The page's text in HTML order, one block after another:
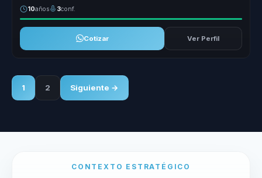
10años 3conf.
Cotizar Ver Perfil
1 2 Siguiente →
CONTEXTO ESTRATÉGICO